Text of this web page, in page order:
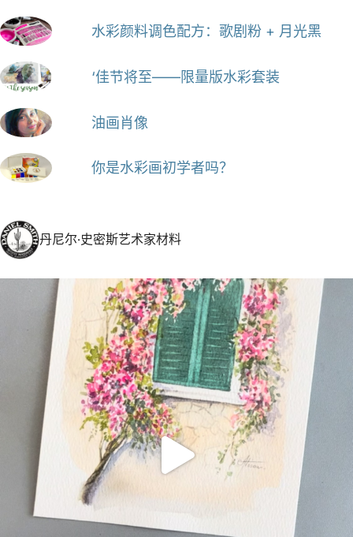
水彩颜料调色配方：歌剧粉 + 月光黑
‘佳节将至——限量版水彩套装
油画肖像
你是水彩画初学者吗？
丹尼尔·史密斯艺术家材料